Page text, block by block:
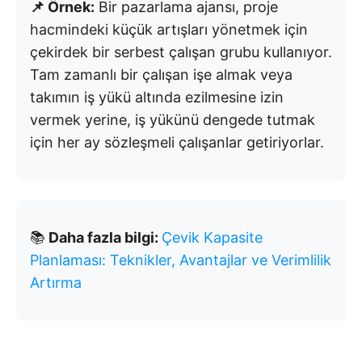
📌 Örnek: Bir pazarlama ajansı, proje
hacmindeki küçük artışları yönetmek için
çekirdek bir serbest çalışan grubu kullanıyor.
Tam zamanlı bir çalışan işe almak veya
takımın iş yükü altında ezilmesine izin
vermek yerine, iş yükünü dengede tutmak
için her ay sözleşmeli çalışanlar getiriyorlar.
📚 Daha fazla bilgi: Çevik Kapasite
Planlaması: Teknikler, Avantajlar ve Verimlilik
Artırma